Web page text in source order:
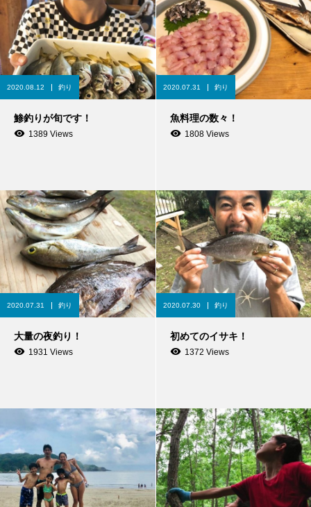
2020.08.12 釣り
鯵釣りが旬です！
1389 Views
2020.07.31 釣り
魚料理の数々！
1808 Views
2020.07.31 釣り
大量の夜釣り！
1931 Views
2020.07.30 釣り
初めてのイサキ！
1372 Views